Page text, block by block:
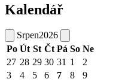
Kalendář
Srpen2026
Po Út St Čt Pá So Ne
27 28 29 30 31 1
2
3
4 5 6 7 8
9